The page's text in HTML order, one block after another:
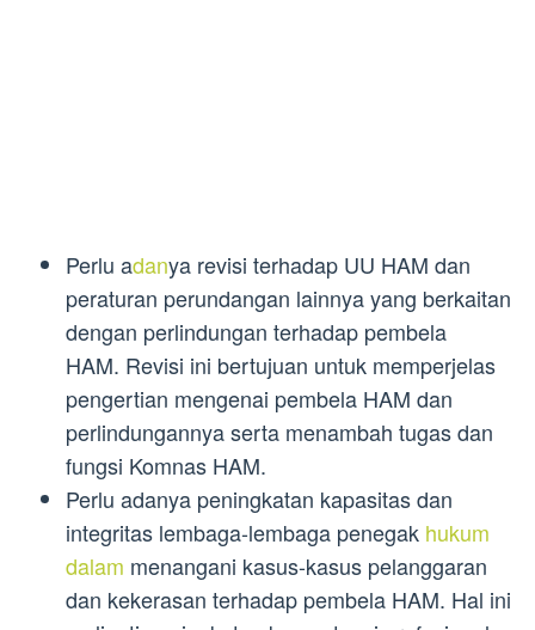
Perlu adanya revisi terhadap UU HAM dan
peraturan perundangan lainnya yang berkaitan
dengan perlindungan terhadap pembela
HAM. Revisi ini bertujuan untuk memperjelas
pengertian mengenai pembela HAM dan
perlindungannya serta menambah tugas dan
fungsi Komnas HAM.
Perlu adanya peningkatan kapasitas dan
integritas lembaga-lembaga penegak hukum
dalam menangani kasus-kasus pelanggaran
dan kekerasan terhadap pembela HAM. Hal ini